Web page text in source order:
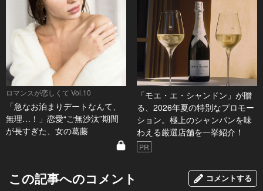
ロマンスが恋しくて Vol.10
「急なお泊まりデートなんて、
無理…！」恋愛“ご無沙汰”期間
が長すぎた、女の葛藤
「モエ・エ・シャンドン」が贈
る、2026年夏の特別なプロモー
ション。極上のシャンパンを味
わえる厳選店舗を一挙紹介！
PR
この記事へのコメント コメントする